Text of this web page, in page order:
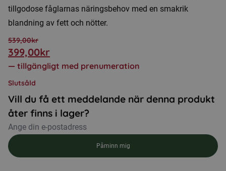
tillgodose fåglarnas näringsbehov med en smakrik
blandning av fett och nötter.
539,00kr
Det
var:
539,00kr.
399,00kr
Det
är:
399,00kr.
— tillgängligt med prenumeration
Slutsåld
Vill du få ett meddelande när denna produkt
åter finns i lager?
Påminn mig